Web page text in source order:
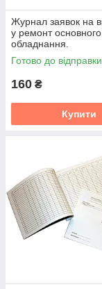
Журнал заявок на
у ремонт основного
обладнання.
Готово до відправки
160 ₴
Купити